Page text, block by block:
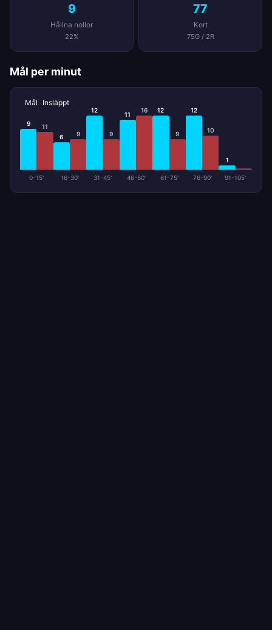
9
Hållna nollor
22%
77
Kort
75G / 2R
Mål per minut
Mål Insläppt
9 11
0-15'
6 9
16-30'
12
9
31-45'
11
16
46-60'
12
9
61-75'
12
10
76-90'
1
91-105'